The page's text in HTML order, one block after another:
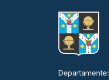
Departamente: